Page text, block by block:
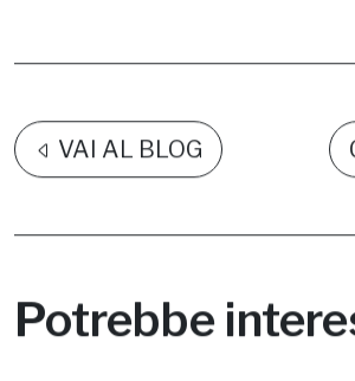
VAI AL BLOG
Potrebbe